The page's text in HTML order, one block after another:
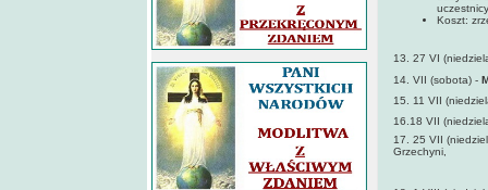
Koszt:
13. 27 VI
14. VII (sobota) -
15. 11 VII
16.18 VII
17. 25 VII
Grzechyni,